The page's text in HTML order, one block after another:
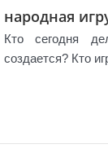
народная
Кто сегодня
создается? Кто